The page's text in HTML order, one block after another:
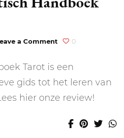
a Comment on
Handboek
Tarot
0
Tarot is een
gids tot het leren van
hier onze review!